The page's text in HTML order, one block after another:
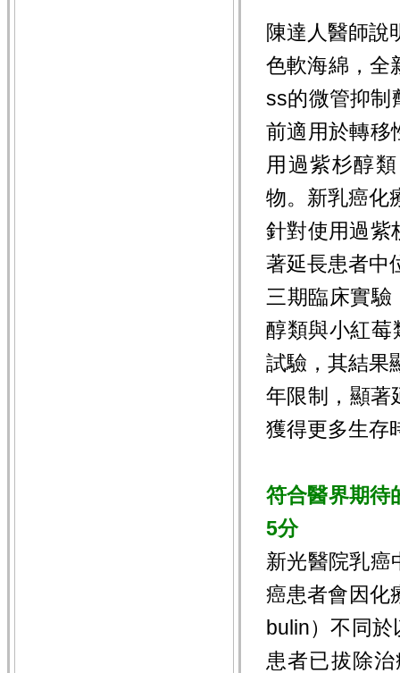
陳達人醫師說
色軟海綿，全
ss的微管抑制
前適用於轉移
用過紫杉醇類
物。新乳癌化
針對使用過紫
著延長患者中
三期臨床實
醇類與小紅莓
試驗，其結果
年限制，顯著
獲得更多生存
符合醫界期待
5分
新光醫院乳癌
癌患者會因化
bulin）不同
患者已拔除